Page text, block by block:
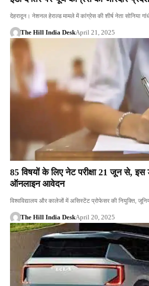
देहरादून। नेशनल हेराल्ड मामले में कांग्रेस की शीर्ष नेता सोनिया
The Hill India DeskApril 21, 2025
85 विषयों के लिए नेट परीक्षा 21 जून से,
ऑनलाइन आवेदन
विश्वविद्यालय और कालेजों में असिस्टेंट प्रोफेसर की नियुक्ति,
The Hill India DeskApril 20, 2025